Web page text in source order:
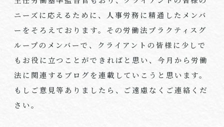
ニーズに応えるために、人事労務に精通したメンバ
ーをそろえております。その労働法プラクティスグ
ループのメンバーで、クライアントの皆様に少しで
もお役に立つことができればと思い、今月から労働
法に関連するブログを連載していこうと思います。
もしご意見等ありましたら、ご遠慮なくご連絡くだ
さい。